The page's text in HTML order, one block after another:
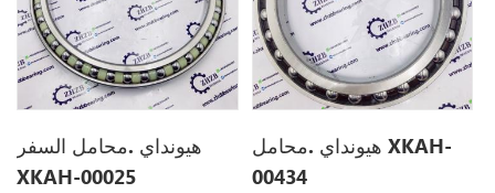
هيونداي .محامل السفر
XKAH-00025
هيونداي .محامل XKAH-
00434